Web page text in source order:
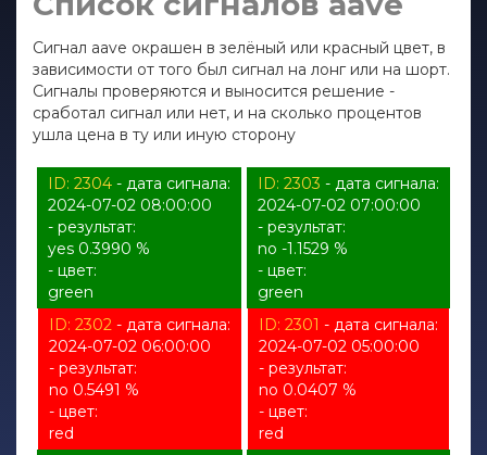
Сигнал aave окрашен в зелёный или красный цвет, в
зависимости от того был сигнал на лонг или на шорт.
Сигналы проверяются и выносится решение -
сработал сигнал или нет, и на сколько процентов
ушла цена в ту или иную сторону
ID: 2304 - дата сигнала:
2024-07-02 08:00:00
- результат:
yes 0.3990 %
- цвет:
green
ID: 2303 - дата сигнала:
2024-07-02 07:00:00
- результат:
no -1.1529 %
- цвет:
green
ID: 2302 - дата сигнала:
2024-07-02 06:00:00
- результат:
no 0.5491 %
- цвет:
red
ID: 2301 - дата сигнала:
2024-07-02 05:00:00
- результат:
no 0.0407 %
- цвет:
red